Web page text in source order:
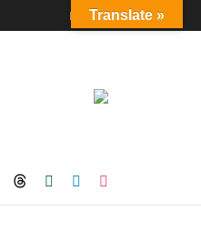
Login
Translate »